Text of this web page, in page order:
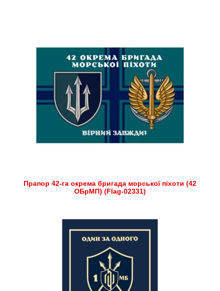
Прапор 42-га окрема бригада морської піхоти (42
ОБрМП) (Flag-02331)